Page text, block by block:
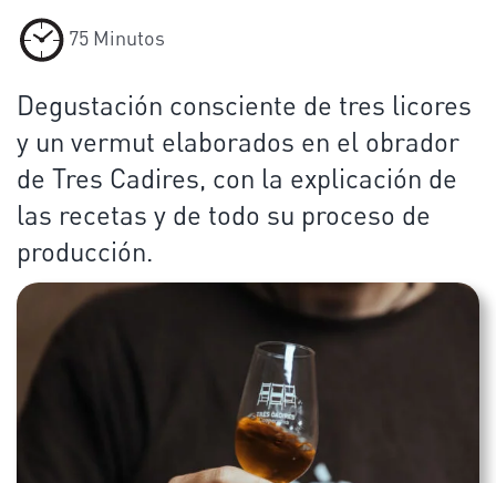
75 Minutos
Degustación consciente de tres licores
y un vermut elaborados en el obrador
de Tres Cadires, con la explicación de
las recetas y de todo su proceso de
producción.